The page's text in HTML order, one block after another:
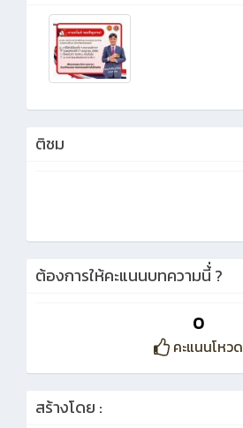
ติชม
ต้องการให้คะแนนบทความนี้่ ?
0
คะแนนโหวด
สร้างโดย :